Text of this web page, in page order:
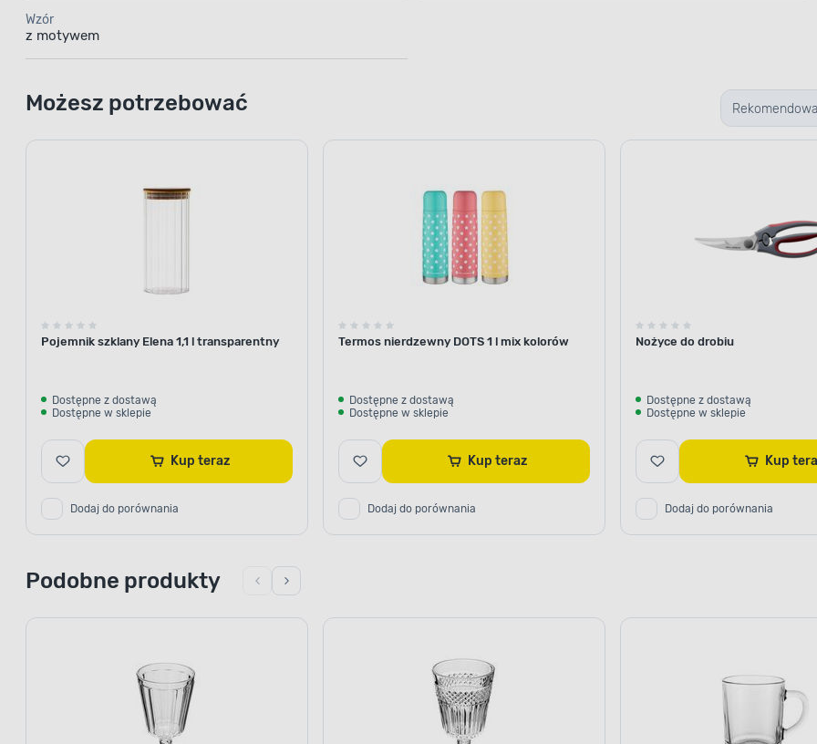
Wzór
z motywem
Możesz potrzebować
Pojemnik szklany Elena 1,1 l transparentny
Dostępne z dostawą
Dostępne w sklepie
Kup teraz
Dodaj do porównania
Termos nierdzewny DOTS 1 l mix kolorów
Dostępne z dostawą
Dostępne w sklepie
Kup teraz
Dodaj do porównania
Nożyce do drobiu
Dostępne z dostawą
Dostępne w sklepie
Kup
Dodaj do porównania
Podobne produkty